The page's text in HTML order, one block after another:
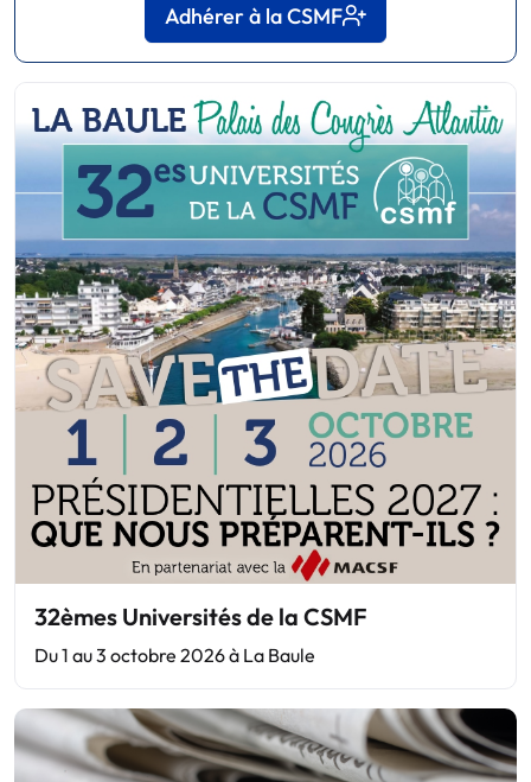
Adhérer à la CSMF
32èmes Universités de la CSMF
Du 1 au 3 octobre 2026 à La Baule